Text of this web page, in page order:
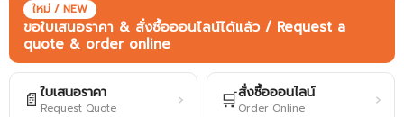
ใหม่ / NEW
ขอใบเสนอราคา & สั่งซื้อออนไลน์ได้แล้ว / Request a
quote & order online
📄 ใบเสนอราคา
Request Quote › 🛒สั่งซื้อออนไลน์
Order Online ›